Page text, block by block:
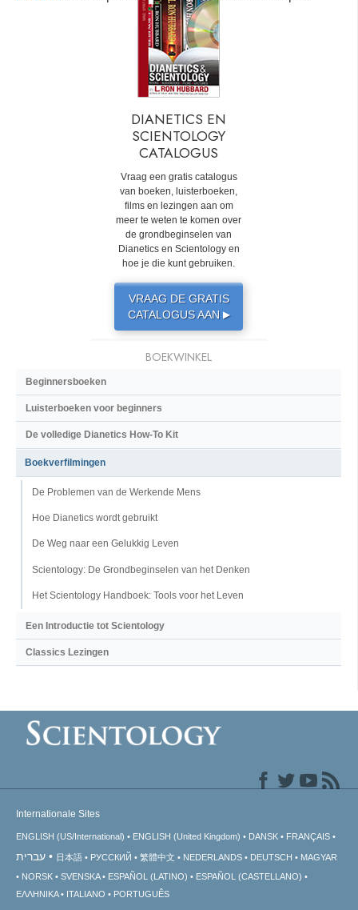
DIANETICS EN
SCIENTOLOGY
CATALOGUS
Vraag een gratis catalogus
van boeken, luisterboeken,
films en lezingen aan om
meer te weten te komen over
de grondbeginselen van
Dianetics en Scientology en
hoe je die kunt gebruiken.
VRAAG DE GRATIS
CATALOGUS AAN ▶
BOEKWINKEL
Beginnersboeken
Luisterboeken voor beginners
De volledige Dianetics How-To Kit
Boekverfilmingen
De Problemen van de Werkende Mens
Hoe Dianetics wordt gebruikt
De Weg naar een Gelukkig Leven
Scientology: De Grondbeginselen van het Denken
Het Scientology Handboek: Tools voor het Leven
Een Introductie tot Scientology
Classics Lezingen
Internationale Sites
ENGLISH (US/International) ENGLISH (United Kingdom) DANSK FRANÇAIS
עברית 日本語 РУССКИЙ 繁體中文 NEDERLANDS DEUTSCH
MAGYAR
NORSK
SVENSKA ESPAÑOL (LATINO)
ESPAÑOL (CASTELLANO)
ΕΛΛΗΝΙΚA
ITALIANO PORTUGUÊS